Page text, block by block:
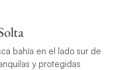
bahía en el lado sur de
y protegidas